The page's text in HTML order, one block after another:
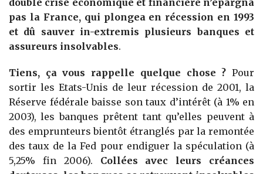
pas la France, qui plongea en récession en 1993
et dû sauver in-extremis plusieurs banques et
assureurs insolvables.
Tiens, ça vous rappelle quelque chose ? Pour
sortir les Etats-Unis de leur récession de 2001, la
Réserve fédérale baisse son taux d’intérêt (à 1% en
2003), les banques prêtent tant qu’elles peuvent à
des emprunteurs bientôt étranglés par la remontée
des taux de la Fed pour endiguer la spéculation (à
5,25% fin 2006). Collées avec leurs créances